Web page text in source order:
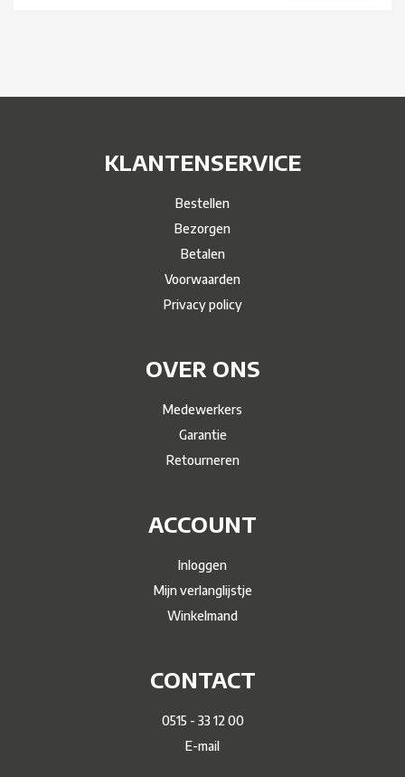
KLANTENSERVICE
Bestellen
Bezorgen
Betalen
Voorwaarden
Privacy policy
OVER ONS
Medewerkers
Garantie
Retourneren
ACCOUNT
Inloggen
Mijn verlanglijstje
Winkelmand
CONTACT
0515 - 33 12 00
E-mail